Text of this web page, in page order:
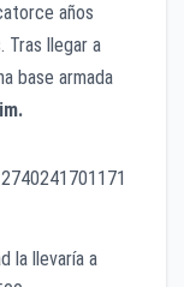
años
Tras llegar a
base armada
la llevaría a